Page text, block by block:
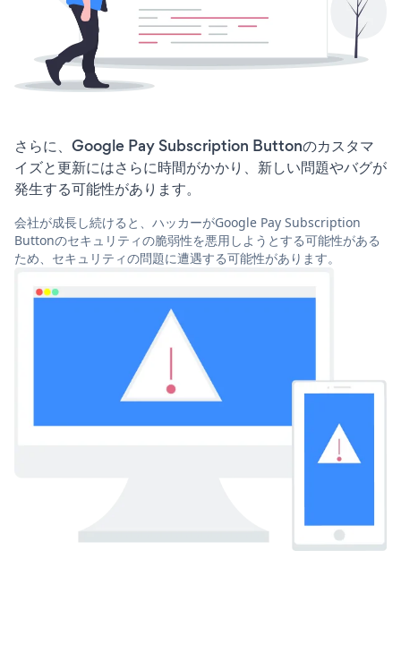
さらに、Google Pay Subscription Buttonのカスタマ
イズと更新にはさらに時間がかかり、新しい問題やバグが
発生する可能性があります。
会社が成長し続けると、ハッカーがGoogle Pay Subscription
Buttonのセキュリティの脆弱性を悪用しようとする可能性がある
ため、セキュリティの問題に遭遇する可能性があります。